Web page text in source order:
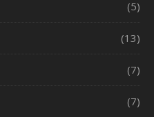
(5)
(13)
(7)
(7)